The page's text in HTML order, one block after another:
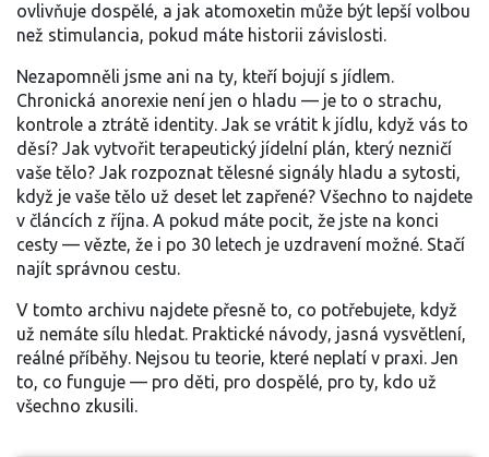
ovlivňuje dospělé, a jak atomoxetin může být lepší volbou
než stimulancia, pokud máte historii závislosti.
Nezapomněli jsme ani na ty, kteří bojují s jídlem.
Chronická anorexie není jen o hladu — je to o strachu,
kontrole a ztrátě identity. Jak se vrátit k jídlu, když vás to
děsí? Jak vytvořit terapeutický jídelní plán, který nezničí
vaše tělo? Jak rozpoznat tělesné signály hladu a sytosti,
když je vaše tělo už deset let zapřené? Všechno to najdete
v článcích z října. A pokud máte pocit, že jste na konci
cesty — vězte, že i po 30 letech je uzdravení možné. Stačí
najít správnou cestu.
V tomto archivu najdete přesně to, co potřebujete, když
už nemáte sílu hledat. Praktické návody, jasná vysvětlení,
reálné příběhy. Nejsou tu teorie, které neplatí v praxi. Jen
to, co funguje — pro děti, pro dospělé, pro ty, kdo už
všechno zkusili.